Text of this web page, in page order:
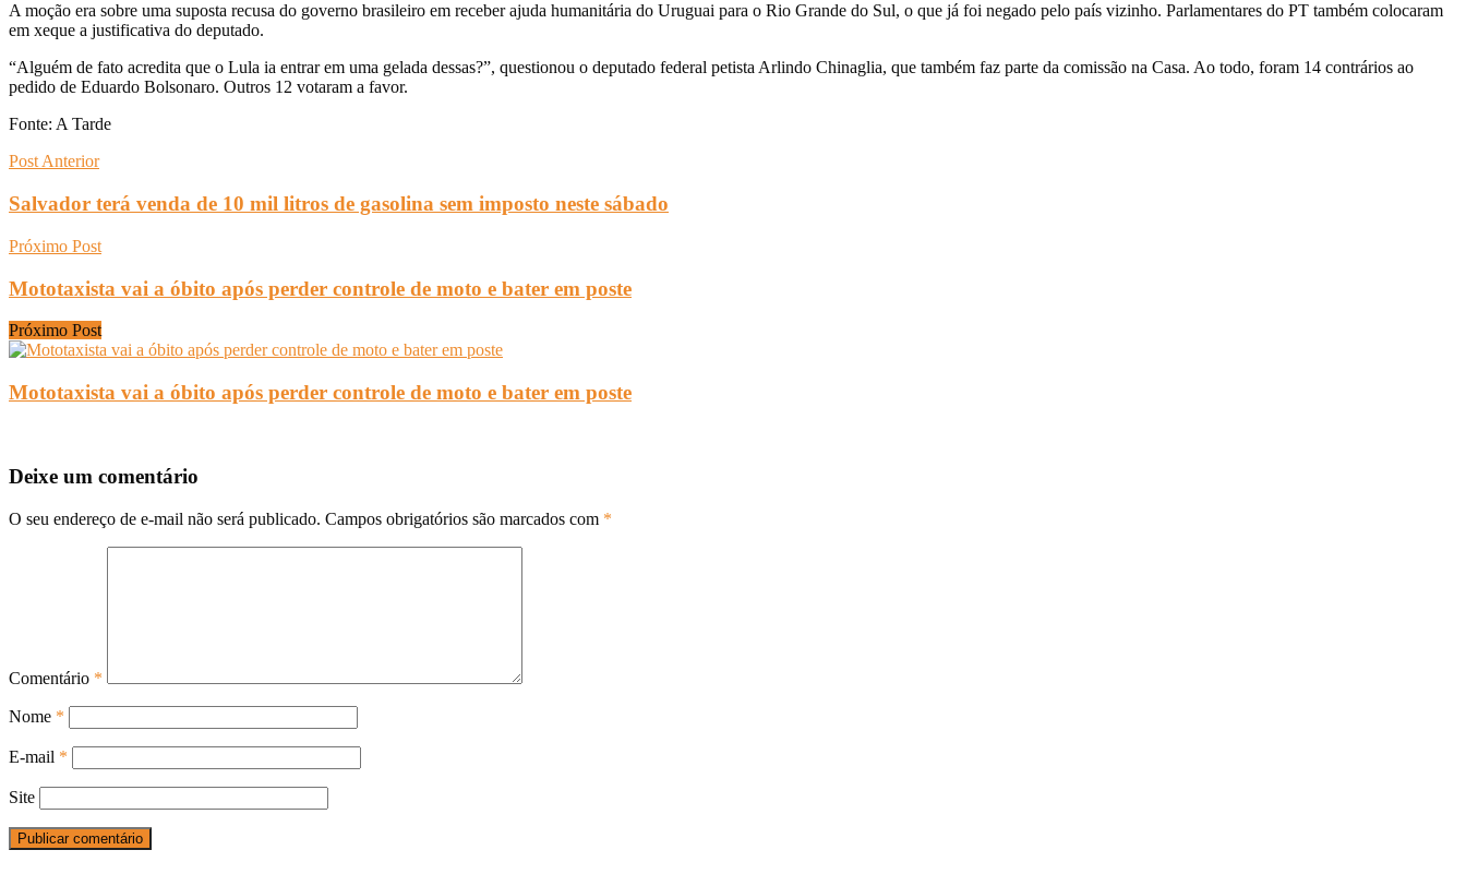
A moção era sobre uma suposta recusa do governo brasileiro em receber ajuda humanitária do Uruguai para o Rio Grande do Sul, o que já foi negado pelo país vizinho. Parlamentares do PT também colocaram
em xeque a justificativa do deputado.
“Alguém de fato acredita que o Lula ia entrar em uma gelada dessas?”, questionou o deputado federal petista Arlindo Chinaglia, que também faz parte da comissão na Casa. Ao todo, foram 14 contrários ao
pedido de Eduardo Bolsonaro. Outros 12 votaram a favor.
Fonte: A Tarde
Post Anterior
Salvador terá venda de 10 mil litros de gasolina sem imposto neste sábado
Próximo Post
Mototaxista vai a óbito após perder controle de moto e bater em poste
Próximo Post
Mototaxista vai a óbito após perder controle de moto e bater em poste
Deixe um comentário
O seu endereço de e-mail não será publicado. Campos obrigatórios são marcados com *
Comentário *
Nome *
E-mail *
Site